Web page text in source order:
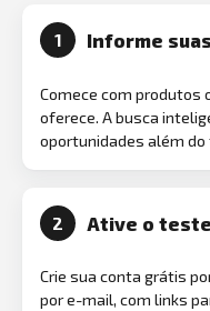
1 Informe
Comece com produtos
oferece. A busca
oportunidades além
2 Ative o
Crie sua conta grátis
por e-mail, com links